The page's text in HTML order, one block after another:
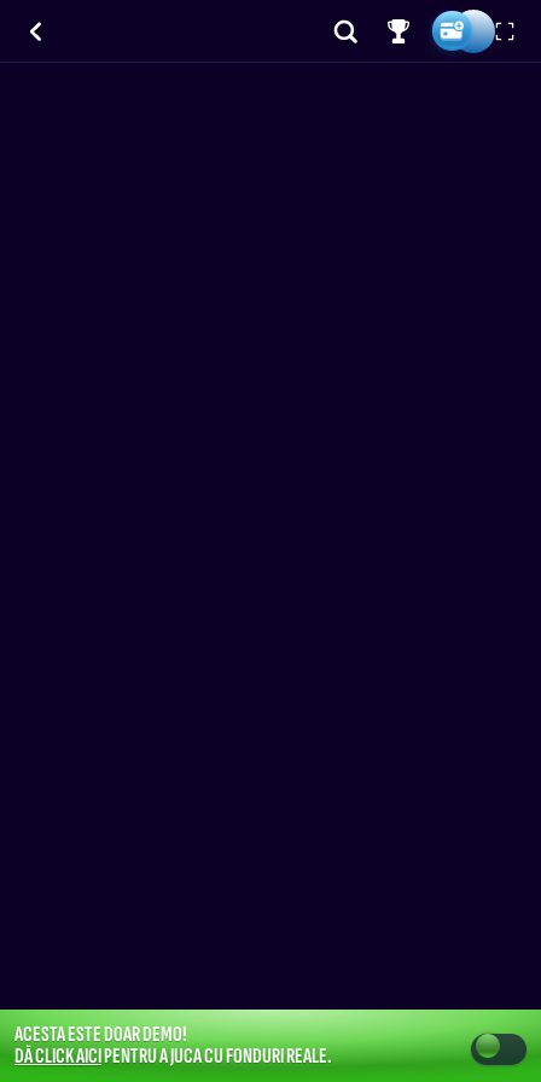
ACESTA ESTE DOAR DEMO!
DĂ CLICK AICIPENTRU A JUCA CU FONDURI REALE.